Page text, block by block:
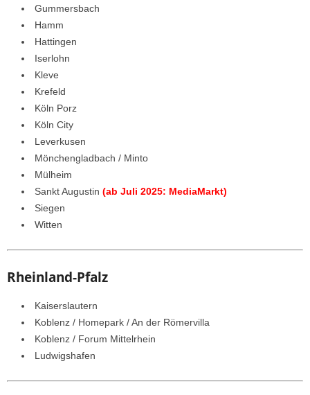
Gummersbach
Hamm
Hattingen
Iserlohn
Kleve
Krefeld
Köln Porz
Köln City
Leverkusen
Mönchengladbach / Minto
Mülheim
Sankt Augustin (ab Juli 2025: MediaMarkt)
Siegen
Witten
Rheinland-Pfalz
Kaiserslautern
Koblenz / Homepark / An der Römervilla
Koblenz / Forum Mittelrhein
Ludwigshafen